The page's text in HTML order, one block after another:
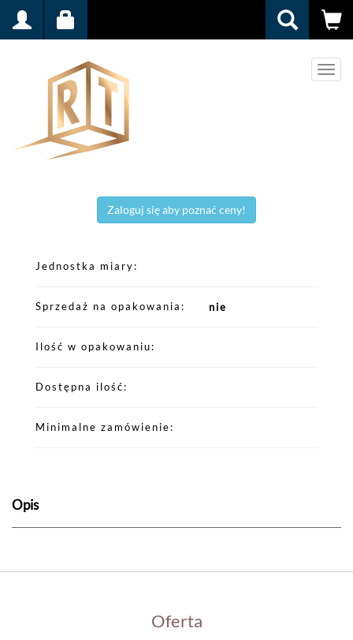
Menu
Zaloguj się aby poznać ceny!
Jednostka miary
Sprzedaż na opakowania nie
Ilość w opakowaniu
Dostępna ilość
Minimalne zamówienie
Opis
Oferta